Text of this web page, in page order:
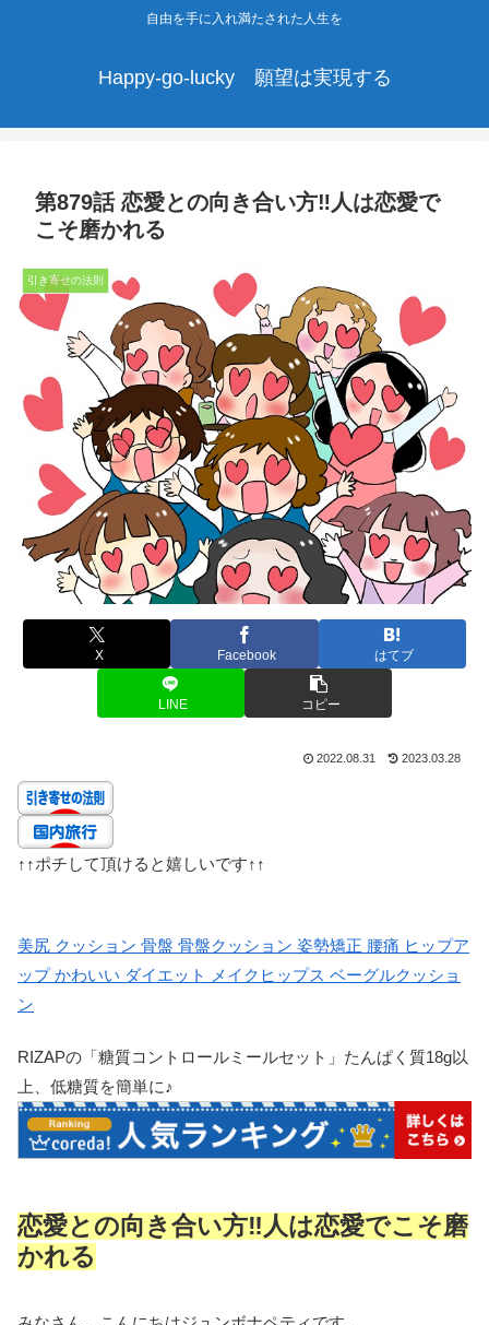
自由を手に入れ満たされた人生を
Happy-go-lucky 願望は実現する
第879話 恋愛との向き合い方‼人は恋愛で
こそ磨かれる
引き寄せの法則
X Facebook はてブ
LINE コピー
2022.08.31 2023.03.28
↑↑ポチして頂けると嬉しいです↑↑
美尻 クッション 骨盤 骨盤クッション 姿勢矯正 腰痛 ヒップア
ップ かわいい ダイエット メイクヒップス ベーグルクッショ
ン
RIZAPの「糖質コントロールミールセット」たんぱく質18g以
上、低糖質を簡単に♪
恋愛との向き合い方‼人は恋愛でこそ磨
かれる